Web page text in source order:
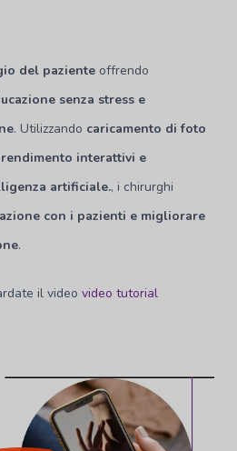
del paziente offrendo
senza stress e
. Utilizzando caricamento di foto
interattivi e
artificiale., i chirurghi
con i pazienti e migliorare
.
il videovideo tutorial